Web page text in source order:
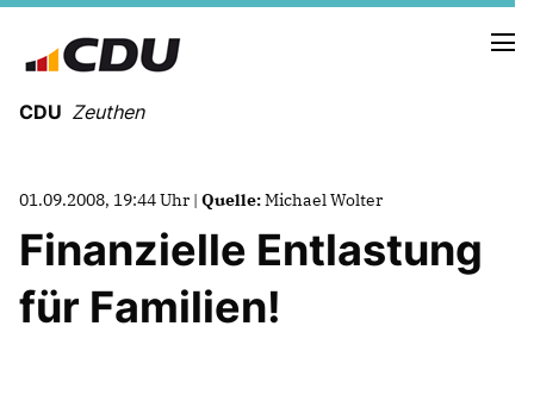
CDU Zeuthen
01.09.2008, 19:44 Uhr | Quelle:Michael Wolter
Finanzielle Entlastung
für Familien!